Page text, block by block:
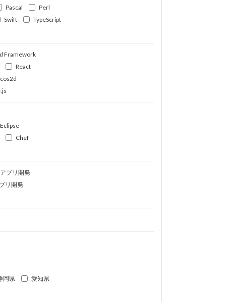
Pascal
Perl
Swift
TypeScript
Framework
React
Eclipse
Chef
プリ開発
リ開発
岡県
愛知県